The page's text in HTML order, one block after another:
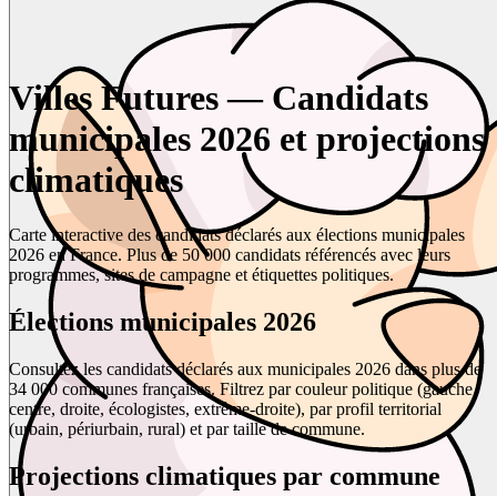
Villes Futures — Candidats
municipales 2026 et projections
climatiques
Carte interactive des candidats déclarés aux élections municipales
2026 en France. Plus de 50 000 candidats référencés avec leurs
programmes, sites de campagne et étiquettes politiques.
Élections municipales 2026
Consultez les candidats déclarés aux municipales 2026 dans plus de
34 000 communes françaises. Filtrez par couleur politique (gauche,
centre, droite, écologistes, extrême-droite), par profil territorial
(urbain, périurbain, rural) et par taille de commune.
Projections climatiques par commune